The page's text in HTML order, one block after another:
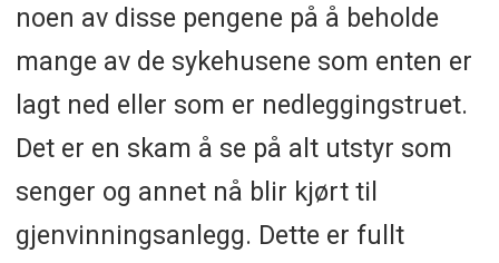
noen av disse pengene på å beholde
mange av de sykehusene som enten er
lagt ned eller som er nedleggingstruet.
Det er en skam å se på alt utstyr som
senger og annet nå blir kjørt til
gjenvinningsanlegg. Dette er fullt